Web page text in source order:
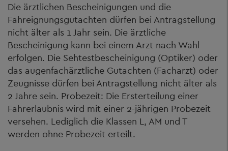
Die ärztlichen Bescheinigungen und die
Fahreignungsgutachten dürfen bei Antragstellung
nicht älter als 1 Jahr sein. Die ärztliche
Bescheinigung kann bei einem Arzt nach Wahl
erfolgen. Die Sehtestbescheinigung (Optiker) oder
das augenfachärztliche Gutachten (Facharzt) oder
Zeugnisse dürfen bei Antragstellung nicht älter als
2 Jahre sein. Probezeit: Die Ersterteilung einer
Fahrerlaubnis wird mit einer 2-jährigen Probezeit
versehen. Lediglich die Klassen L, AM und T
werden ohne Probezeit erteilt.